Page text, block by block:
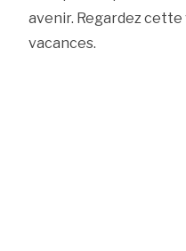
avenir. Regardez
vacances.